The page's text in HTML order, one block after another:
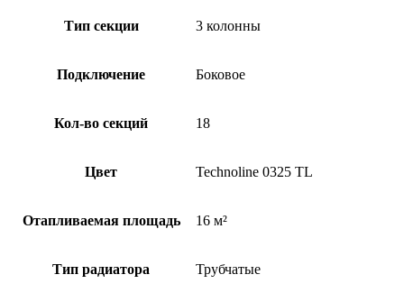
Тип секции 3 колонны
Подключение Боковое
Кол-во секций 18
Цвет Technoline 0325 TL
Отапливаемая площадь 16 м²
Тип радиатора Трубчатые